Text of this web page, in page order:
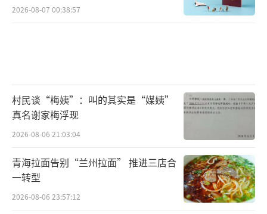
这个组合应该蛮多人听家里长辈说过，例
结合，形成草酸钙，但这种沉淀物会通过肠道
排出体外，并不会引起肾结石。
而且不仅菠菜，很多蔬菜类中都含有草
酸，我们难道每次吃豆腐都不能吃蔬菜吗？
吃菠菜前的确需要先焯水，以此去除大部
分草酸，以降低对矿物质的影响。
2026-08-07 00:38:57
村民谈“梅姨”：叫的其实是“媒姨”
真名谢家梅浮现
2026-08-06 21:03:04
青海拉面告别“兰州拉面” 推进三店合
一转型
2026-08-06 23:57:12